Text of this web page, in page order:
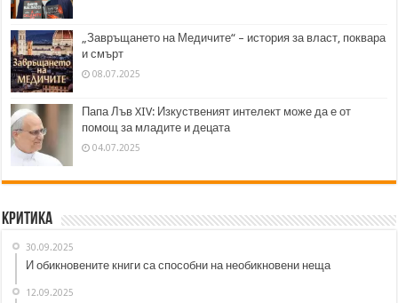
„Завръщането на Медичите“ – история за власт, поквара
и смърт
08.07.2025
Папа Лъв XIV: Изкуственият интелект може да е от
помощ за младите и децата
04.07.2025
Критика
30.09.2025
И обикновените книги са способни на необикновени неща
12.09.2025